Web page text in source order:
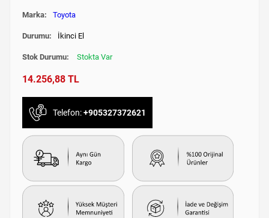
Marka: Toyota
Durumu: İkinci El
Stok Durumu: Stokta Var
14.256,88 TL
Telefon:+905327372621